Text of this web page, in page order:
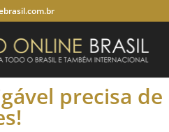
precisa